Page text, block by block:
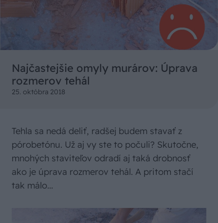
Najčastejšie omyly murárov: Úprava
rozmerov tehál
25. októbra 2018
Tehla sa nedá deliť, radšej budem stavať z
pórobetónu. Už aj vy ste to počuli? Skutočne,
mnohých staviteľov odradí aj taká drobnosť
ako je úprava rozmerov tehál. A pritom stačí
tak málo...